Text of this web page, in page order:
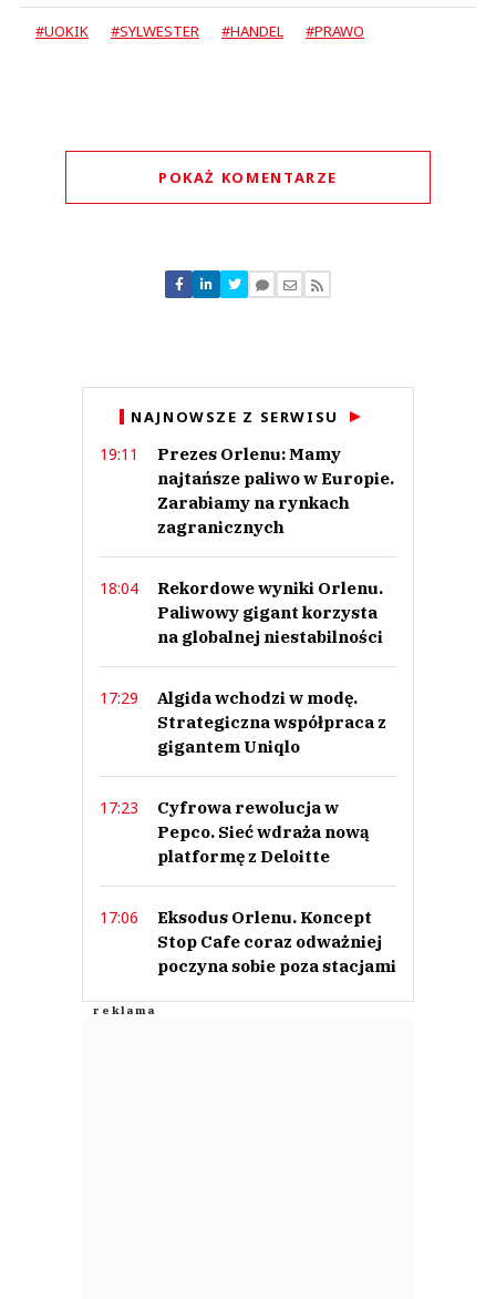
#UOKIK #SYLWESTER #HANDEL #PRAWO
POKAŻ KOMENTARZE
Nie znaleziono komentarzy
Zostaw swoje komentarze
NAJNOWSZE Z SERWISU
19:11
Prezes Orlenu: Mamy
najtańsze paliwo w Europie.
Zarabiamy na rynkach
zagranicznych
18:04
Rekordowe wyniki Orlenu.
Paliwowy gigant korzysta
na globalnej niestabilności
17:29
Algida wchodzi w modę.
Strategiczna współpraca z
gigantem Uniqlo
17:23
Cyfrowa rewolucja w
Pepco. Sieć wdraża nową
platformę z Deloitte
17:06
Eksodus Orlenu. Koncept
Stop Cafe coraz odważniej
poczyna sobie poza stacjami